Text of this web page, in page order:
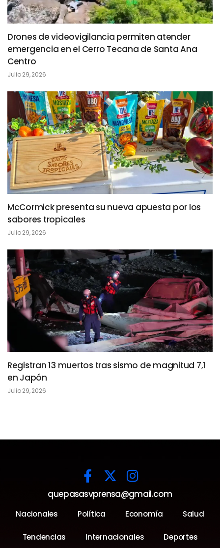
Drones de videovigilancia permiten atender
emergencia en el Cerro Tecana de Santa Ana
Centro
Julio 29, 2026
McCormick presenta su nueva apuesta por los
sabores tropicales
Julio 29, 2026
Registran 13 muertos tras sismo de magnitud 7,1
en Japón
Julio 29, 2026
quepasasvprensa@gmail.com
Nacionales Política Economía Salud
Tendencias Internacionales Deportes